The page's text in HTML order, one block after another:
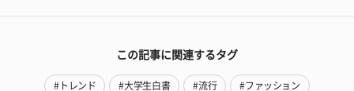
この記事に関連するタグ
#トレンド #大学生白書 #流行 #ファッション